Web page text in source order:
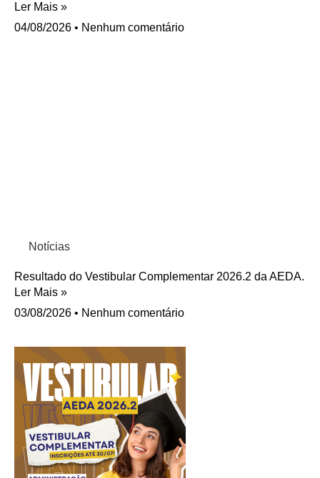
Ler Mais »
04/08/2026
Nenhum comentário
Notícias
Resultado do Vestibular Complementar 2026.2 da AEDA.
Ler Mais »
03/08/2026
Nenhum comentário